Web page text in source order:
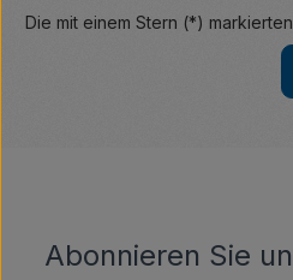
Die mit einem Stern (*)
Abonnieren Sie